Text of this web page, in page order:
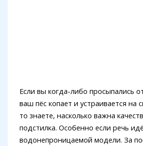
Если вы когда-либо просыпались
ваш пёс копает и устраивается на
то знаете, насколько важна
подстилка. Особенно если речь
водонепроницаемой модели. За